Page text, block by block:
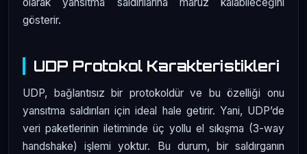
olarak yansıtma saldırılarına maruz kalabileceğini
gösterir.
UDP Protokol Karakteristikleri
UDP, bağlantısız bir protokoldür ve bu özelliği onu
yansıtma saldırıları için ideal hale getirir. Yani, UDP’de
veri paketlerinin iletiminde üç yollu el sıkışma (3-way
handshake) işlemi yoktur. Bu durum, bir saldırganın